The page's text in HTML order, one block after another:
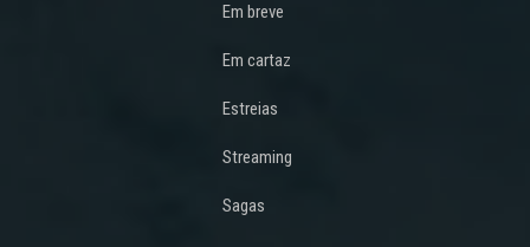
Em breve
Em cartaz
Estreias
Streaming
Sagas